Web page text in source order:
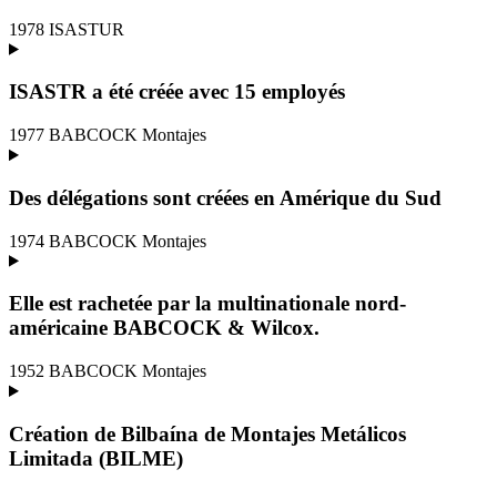
1978 ISASTUR
ISASTR a été créée avec 15 employés
1977 BABCOCK Montajes
Des délégations sont créées en Amérique du Sud
1974 BABCOCK Montajes
Elle est rachetée par la multinationale nord-
américaine BABCOCK & Wilcox.
1952 BABCOCK Montajes
Création de Bilbaína de Montajes Metálicos
Limitada (BILME)